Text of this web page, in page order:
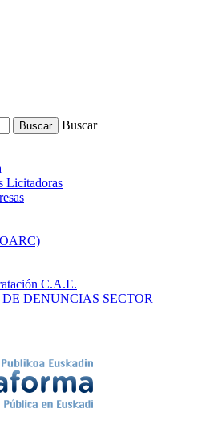
Buscar
Licitadoras
C.A.E.
DENUNCIAS SECTOR